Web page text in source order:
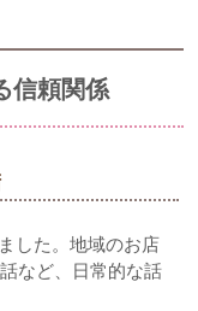
信頼関係
した。地域のお店
など、日常的な話